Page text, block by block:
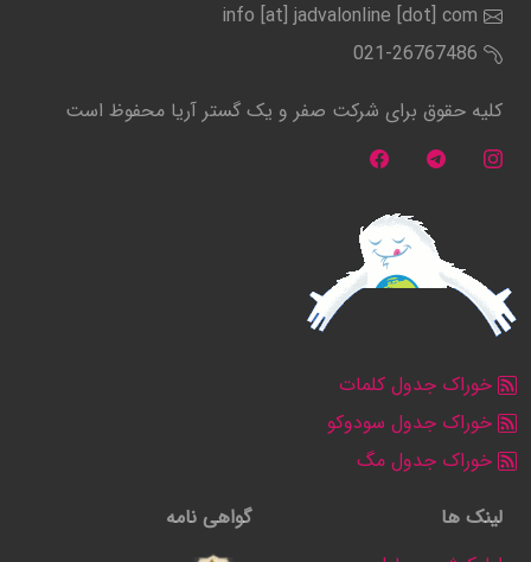
info [at] jadvalonline [dot] com
021-26767486
کلیه حقوق برای شرکت صفر و یک گستر آریا محفوظ است
خوراک جدول کلمات
خوراک جدول سودوکو
خوراک جدول مگ
لینک ها
گواهی نامه